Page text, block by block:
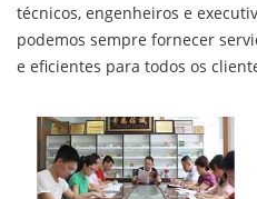
técnicos, engenheiros e
podemos sempre fornecer
e eficientes para todos os